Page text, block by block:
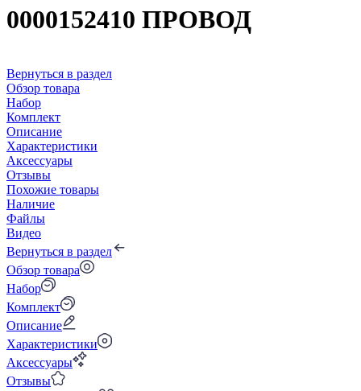
0000152410 ПРОВОД
Вернуться в раздел
Обзор товара
Набор
Комплект
Описание
Характеристики
Аксессуары
Отзывы
Похожие товары
Наличие
Файлы
Видео
Вернуться в раздел
Обзор товара
Набор
Комплект
Описание
Характеристики
Аксессуары
Отзывы